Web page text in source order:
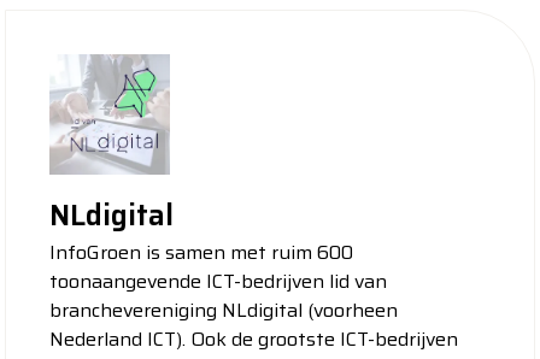
NLdigital
InfoGroen is samen met ruim 600
toonaangevende ICT-bedrijven lid van
branchevereniging NLdigital (voorheen
Nederland ICT). Ook de grootste ICT-bedrijven